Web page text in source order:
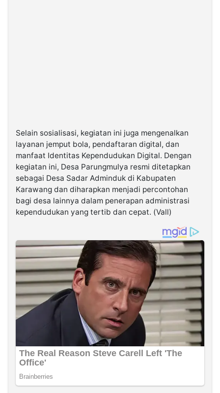
Selain sosialisasi, kegiatan ini juga mengenalkan
layanan jemput bola, pendaftaran digital, dan
manfaat Identitas Kependudukan Digital. Dengan
kegiatan ini, Desa Parungmulya resmi ditetapkan
sebagai Desa Sadar Adminduk di Kabupaten
Karawang dan diharapkan menjadi percontohan
bagi desa lainnya dalam penerapan administrasi
kependudukan yang tertib dan cepat. (Vall)